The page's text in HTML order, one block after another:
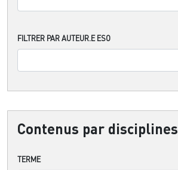
FILTRER PAR AUTEUR.E ESO
Contenus par disciplines
TERME